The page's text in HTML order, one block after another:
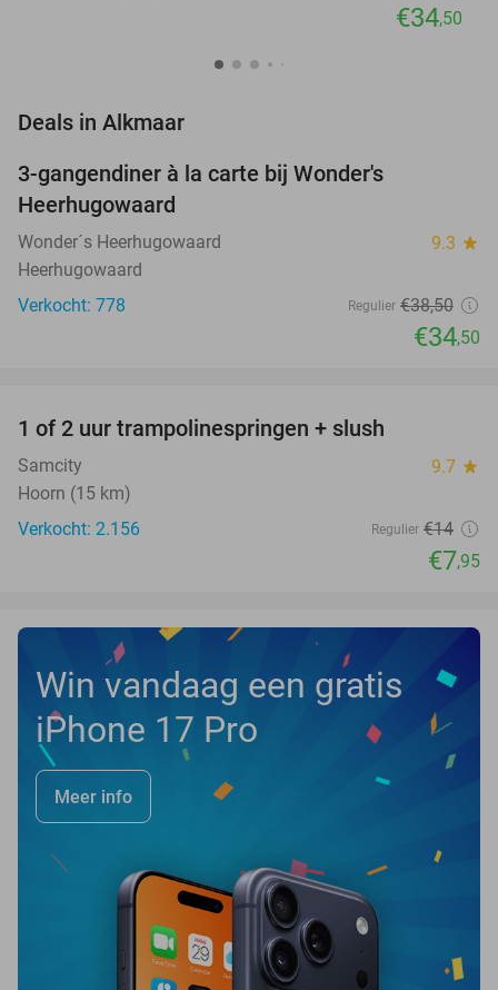
€34,50
Deals in Alkmaar
3-gangendiner à la carte bij Wonder's
Heerhugowaard
Wonder´s Heerhugowaard 9.3 star
Heerhugowaard
Verkocht: 778
Regulier €38,50
€34,50
1 of 2 uur trampolinespringen + slush
Samcity 9.7 star
Hoorn (15 km)
Verkocht: 2.156
Regulier €14
€7,95
Win vandaag een gratis
iPhone 17 Pro
Meer info